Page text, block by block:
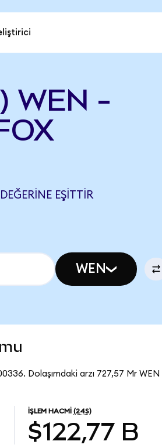
WEN -
EŞITTIR
WEN
Dolaşımdaki arzı 727,57 Mr
İŞLEM HACMI (24S)
$122,77 B